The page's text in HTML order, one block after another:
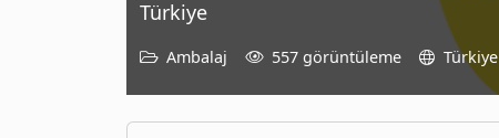
Türkiye
Ambalaj 557 görüntüleme Türkiye